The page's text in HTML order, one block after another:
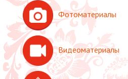
Фотоматериалы
Видеоматериалы